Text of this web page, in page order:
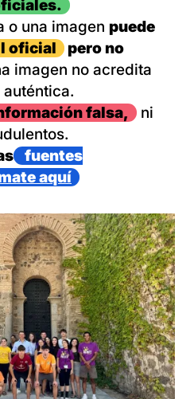
o una imagen puede
oficial
pero no
imagen no acredita
falsa,
ni
fuentes
aquí